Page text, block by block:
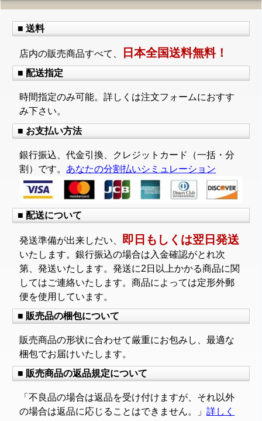
■ 送料
店内の販売商品すべて、 日本全国送料無料！
■ 配送指定
時間指定のみ可能。詳しくは注文フォームにおすす
み下さい。
■ お支払い方法
銀行振込、代金引換、クレジットカード（一括・分
割）です。 あなたの分割払いシミュレーション
■ 配送について
発送準備が出来しだい、 即日もしくは翌日発送
いたします。銀行振込の場合は入金確認がとれ次
第、発送いたします。発送に2日以上かかる商品に関
してはご連絡いたします。商品によっては定形外郵
便を使用しています。
■ 販売品の梱包について
販売商品の形状に合わせて厳重にお包みし、最適な
梱包でお届けいたします。
■ 販売商品の返品規定について
「不良品の場合は返品を受け付けますが、それ以外
の場合は返品に応じることはできません。」詳しく